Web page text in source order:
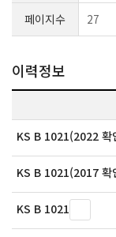
페이지수 27
이력정보
KS B 1021(2022 확
KS B 1021(2017 확
KS B 1021